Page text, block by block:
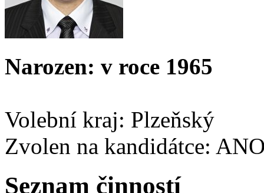
Narozen: v roce 1965
Volební kraj: Plzeňský
Zvolen na kandidátce:
Seznam činností